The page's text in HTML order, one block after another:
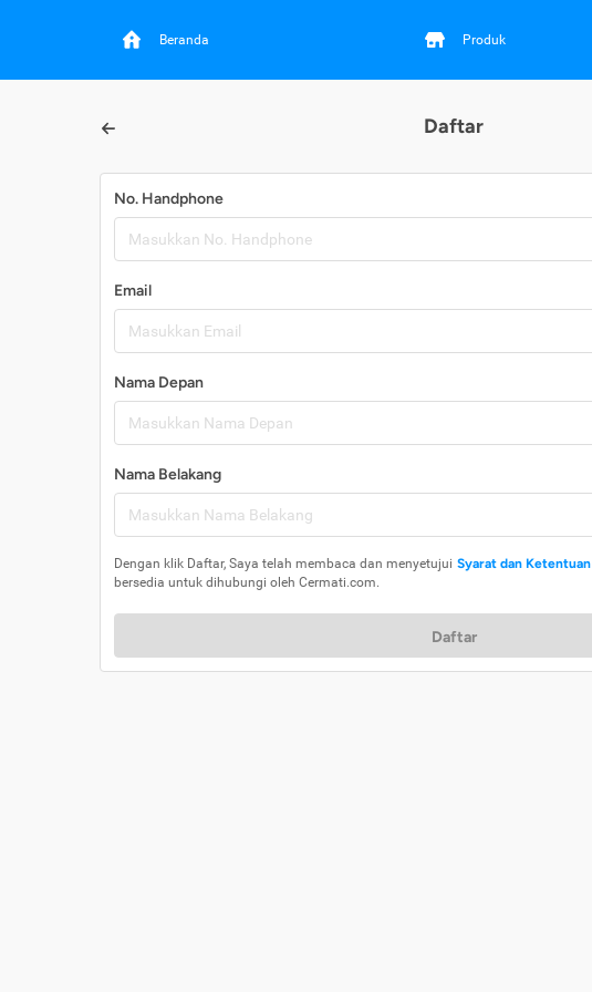
Beranda Produk
Daftar
No. Handphone
Email
Nama Depan
Nama Belakang
Dengan klik Daftar, Saya telah membaca dan menyetujui Syarat dan Ketentuan
bersedia untuk dihubungi oleh Cermati.com.
Daftar